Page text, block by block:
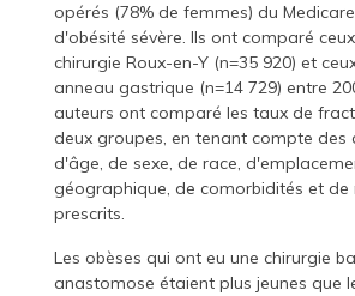
opérés (78% de femmes) du
d'obésité sévère. Ils ont comparé
chirurgie Roux-en-Y (n=35 920) et
anneau gastrique (n=14 729) entre
auteurs ont comparé les taux de
deux groupes, en tenant compte des
d'âge, de sexe, de race,
géographique, de comorbidités et de
prescrits.
Les obèses qui ont eu une chirurgie
anastomose étaient plus jeunes que